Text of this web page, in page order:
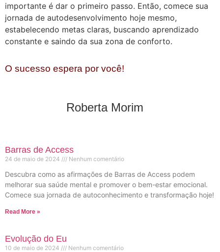
importante é dar o primeiro passo. Então, comece sua
jornada de autodesenvolvimento hoje mesmo,
estabelecendo metas claras, buscando aprendizado
constante e saindo da sua zona de conforto.
O sucesso espera por você!
Roberta Morim
Barras de Access
24 de maio de 2024 Nenhum comentário
Descubra como as afirmações de Barras de Access podem
melhorar sua saúde mental e promover o bem-estar emocional.
Comece sua jornada de autoconhecimento e transformação hoje!
Read More »
Evolução do Eu
10 de maio de 2024 Nenhum comentário